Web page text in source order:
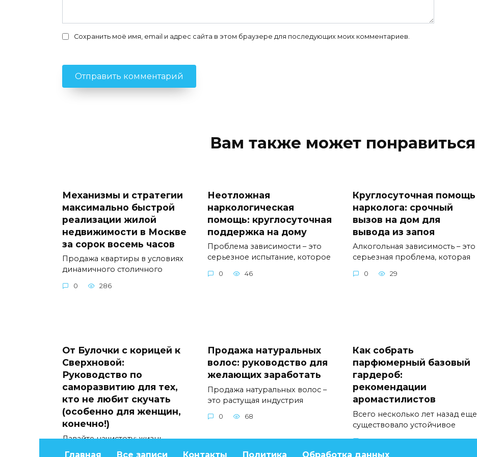
Сохранить моё имя, email и адрес сайта в этом браузере для последующих моих комментариев.
Вам также может понравиться
Механизмы и стратегии
максимально быстрой
реализации жилой
недвижимости в Москве
за сорок восемь часов
Продажа квартиры в условиях
динамичного столичного
0 286
Неотложная
наркологическая
помощь: круглосуточная
поддержка на дому
Проблема зависимости – это
серьезное испытание, которое
0 46
Круглосуточная помощь
нарколога: срочный
вызов на дом для
вывода из запоя
Алкогольная зависимость – это
серьезная проблема, которая
0 29
От Булочки с корицей к
Сверхновой:
Руководство по
саморазвитию для тех,
кто не любит скучать
(особенно для женщин,
конечно!)
Давайте начистоту: жизнь
слишком коротка, чтобы быть
Продажа натуральных
волос: руководство для
желающих заработать
Продажа натуральных волос –
это растущая индустрия
0 68
Как собрать
парфюмерный базовый
гардероб:
рекомендации
аромастилистов
Всего несколько лет назад еще
существовало устойчивое
0 47
Главная Все записи Контакты Политика Обработка данных